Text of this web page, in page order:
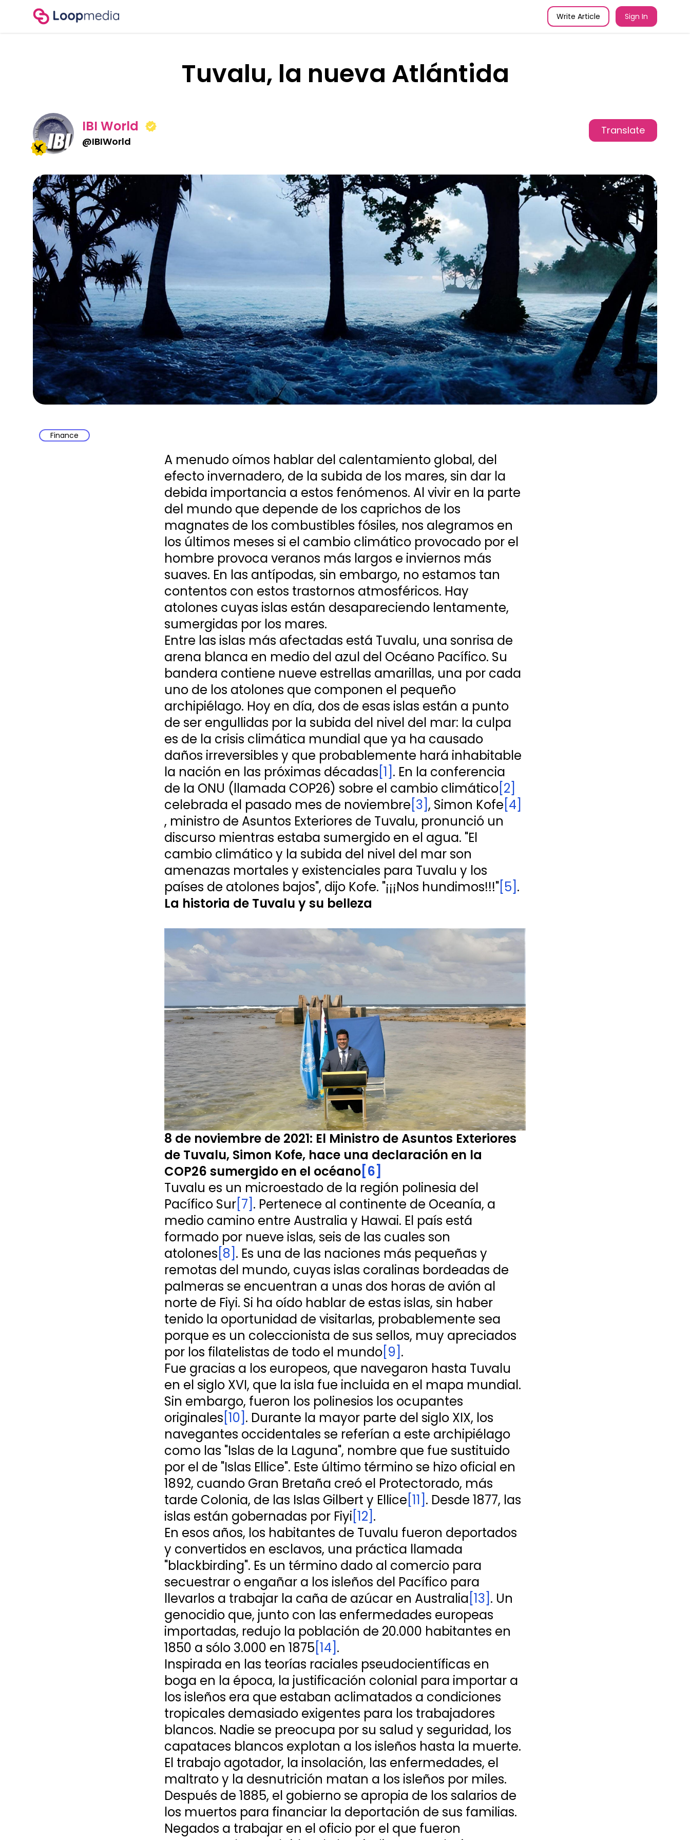
Write Article Sign In
Tuvalu, la nueva Atlántida
IBI World
@IBIWorld
Translate
Finance
A menudo oímos hablar del calentamiento global, del
efecto invernadero, de la subida de los mares, sin dar la
debida importancia a estos fenómenos. Al vivir en la parte
del mundo que depende de los caprichos de los
magnates de los combustibles fósiles, nos alegramos en
los últimos meses si el cambio climático provocado por el
hombre provoca veranos más largos e inviernos más
suaves. En las antípodas, sin embargo, no estamos tan
contentos con estos trastornos atmosféricos. Hay
atolones cuyas islas están desapareciendo lentamente,
sumergidas por los mares.
Entre las islas más afectadas está Tuvalu, una sonrisa de
arena blanca en medio del azul del Océano Pacífico. Su
bandera contiene nueve estrellas amarillas, una por cada
uno de los atolones que componen el pequeño
archipiélago. Hoy en día, dos de esas islas están a punto
de ser engullidas por la subida del nivel del mar: la culpa
es de la crisis climática mundial que ya ha causado
daños irreversibles y que probablemente hará inhabitable
la nación en las próximas décadas [1] . En la conferencia
de la ONU (llamada COP26) sobre el cambio climático [2]
celebrada el pasado mes de noviembre [3] , Simon Kofe [4]
, ministro de Asuntos Exteriores de Tuvalu, pronunció un
discurso mientras estaba sumergido en el agua. "El
cambio climático y la subida del nivel del mar son
amenazas mortales y existenciales para Tuvalu y los
países de atolones bajos", dijo Kofe. "¡¡¡Nos hundimos!!!" [5] .
La historia de Tuvalu y su belleza
8 de noviembre de 2021: El Ministro de Asuntos Exteriores
de Tuvalu, Simon Kofe, hace una declaración en la
COP26 sumergido en el océano[6]
Tuvalu es un microestado de la región polinesia del
Pacífico Sur [7] . Pertenece al continente de Oceanía, a
medio camino entre Australia y Hawai. El país está
formado por nueve islas, seis de las cuales son
atolones [8] . Es una de las naciones más pequeñas y
remotas del mundo, cuyas islas coralinas bordeadas de
palmeras se encuentran a unas dos horas de avión al
norte de Fiyi. Si ha oído hablar de estas islas, sin haber
tenido la oportunidad de visitarlas, probablemente sea
porque es un coleccionista de sus sellos, muy apreciados
por los filatelistas de todo el mundo [9] .
Fue gracias a los europeos, que navegaron hasta Tuvalu
en el siglo XVI, que la isla fue incluida en el mapa mundial.
Sin embargo, fueron los polinesios los ocupantes
originales [10] . Durante la mayor parte del siglo XIX, los
navegantes occidentales se referían a este archipiélago
como las "Islas de la Laguna", nombre que fue sustituido
por el de "Islas Ellice". Este último término se hizo oficial en
1892, cuando Gran Bretaña creó el Protectorado, más
tarde Colonia, de las Islas Gilbert y Ellice [11] . Desde 1877, las
islas están gobernadas por Fiyi [12] .
En esos años, los habitantes de Tuvalu fueron deportados
y convertidos en esclavos, una práctica llamada
"blackbirding". Es un término dado al comercio para
secuestrar o engañar a los isleños del Pacífico para
llevarlos a trabajar la caña de azúcar en Australia [13] . Un
genocidio que, junto con las enfermedades europeas
importadas, redujo la población de 20.000 habitantes en
1850 a sólo 3.000 en 1875 [14] .
Inspirada en las teorías raciales pseudocientíficas en
boga en la época, la justificación colonial para importar a
los isleños era que estaban aclimatados a condiciones
tropicales demasiado exigentes para los trabajadores
blancos. Nadie se preocupa por su salud y seguridad, los
capataces blancos explotan a los isleños hasta la muerte.
El trabajo agotador, la insolación, las enfermedades, el
maltrato y la desnutrición matan a los isleños por miles.
Después de 1885, el gobierno se apropia de los salarios de
los muertos para financiar la deportación de sus familias.
Negados a trabajar en el oficio por el que fueron